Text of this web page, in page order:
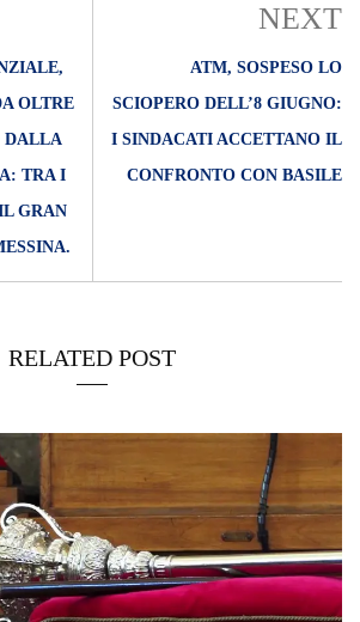
OLTRE
DALLA
TRA I
GRAN
NEXT
ATM, SOSPESO LO
SCIOPERO DELL’8 GIUGNO:
I SINDACATI ACCETTANO IL
CONFRONTO CON BASILE
RELATED POST